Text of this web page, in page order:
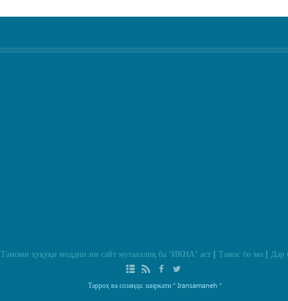
Тамоми ҳуқуқи моддии ин сайт мутааллиқ ба “ИКНА”аст Тамос бо мо Дар
Тарроҳ ва созанда: ширкати“ Iransamaneh ”